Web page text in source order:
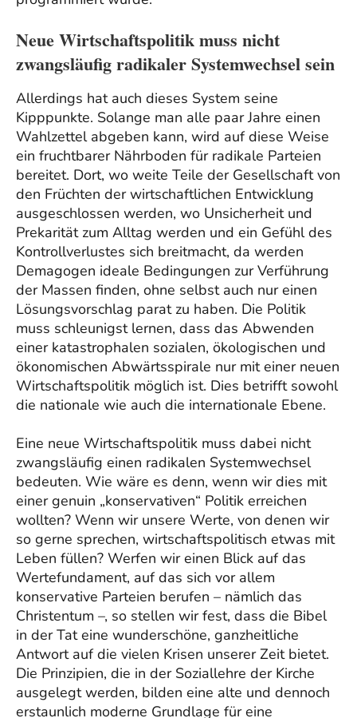
Neue Wirtschaftspolitik muss nicht
zwangsläufig radikaler Systemwechsel sein
Allerdings hat auch dieses System seine
Kipppunkte. Solange man alle paar Jahre einen
Wahlzettel abgeben kann, wird auf diese Weise
ein fruchtbarer Nährboden für radikale Parteien
bereitet. Dort, wo weite Teile der Gesellschaft von
den Früchten der wirtschaftlichen Entwicklung
ausgeschlossen werden, wo Unsicherheit und
Prekarität zum Alltag werden und ein Gefühl des
Kontrollverlustes sich breitmacht, da werden
Demagogen ideale Bedingungen zur Verführung
der Massen finden, ohne selbst auch nur einen
Lösungsvorschlag parat zu haben. Die Politik
muss schleunigst lernen, dass das Abwenden
einer katastrophalen sozialen, ökologischen und
ökonomischen Abwärtsspirale nur mit einer neuen
Wirtschaftspolitik möglich ist. Dies betrifft sowohl
die nationale wie auch die internationale Ebene.
Eine neue Wirtschaftspolitik muss dabei nicht
zwangsläufig einen radikalen Systemwechsel
bedeuten. Wie wäre es denn, wenn wir dies mit
einer genuin „konservativen“ Politik erreichen
wollten? Wenn wir unsere Werte, von denen wir
so gerne sprechen, wirtschaftspolitisch etwas mit
Leben füllen? Werfen wir einen Blick auf das
Wertefundament, auf das sich vor allem
konservative Parteien berufen – nämlich das
Christentum –, so stellen wir fest, dass die Bibel
in der Tat eine wunderschöne, ganzheitliche
Antwort auf die vielen Krisen unserer Zeit bietet.
Die Prinzipien, die in der Soziallehre der Kirche
ausgelegt werden, bilden eine alte und dennoch
erstaunlich moderne Grundlage für eine